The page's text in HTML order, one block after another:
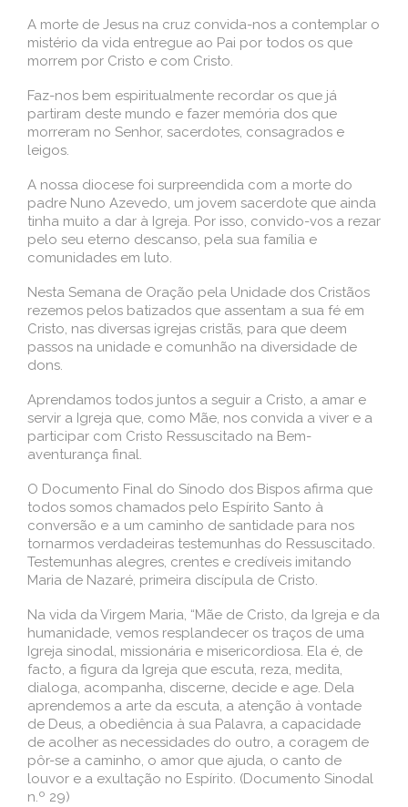
A morte de Jesus na cruz convida-nos a contemplar o
mistério da vida entregue ao Pai por todos os que
morrem por Cristo e com Cristo.
Faz-nos bem espiritualmente recordar os que já
partiram deste mundo e fazer memória dos que
morreram no Senhor, sacerdotes, consagrados e
leigos.
A nossa diocese foi surpreendida com a morte do
padre Nuno Azevedo, um jovem sacerdote que ainda
tinha muito a dar à Igreja. Por isso, convido-vos a rezar
pelo seu eterno descanso, pela sua família e
comunidades em luto.
Nesta Semana de Oração pela Unidade dos Cristãos
rezemos pelos batizados que assentam a sua fé em
Cristo, nas diversas igrejas cristãs, para que deem
passos na unidade e comunhão na diversidade de
dons.
Aprendamos todos juntos a seguir a Cristo, a amar e
servir a Igreja que, como Mãe, nos convida a viver e a
participar com Cristo Ressuscitado na Bem-
aventurança final.
O Documento Final do Sínodo dos Bispos afirma que
todos somos chamados pelo Espírito Santo à
conversão e a um caminho de santidade para nos
tornarmos verdadeiras testemunhas do Ressuscitado.
Testemunhas alegres, crentes e credíveis imitando
Maria de Nazaré, primeira discípula de Cristo.
Na vida da Virgem Maria, “Mãe de Cristo, da Igreja e da
humanidade, vemos resplandecer os traços de uma
Igreja sinodal, missionária e misericordiosa. Ela é, de
facto, a figura da Igreja que escuta, reza, medita,
dialoga, acompanha, discerne, decide e age. Dela
aprendemos a arte da escuta, a atenção à vontade
de Deus, a obediência à sua Palavra, a capacidade
de acolher as necessidades do outro, a coragem de
pôr-se a caminho, o amor que ajuda, o canto de
louvor e a exultação no Espírito. (Documento Sinodal
n.º 29)